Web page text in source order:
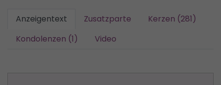
Anzeigentext Zusatzparte
Kerzen (281)
Kondolenzen (1)
Video